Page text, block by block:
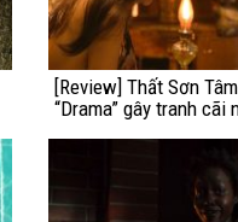
[Review] Thất Sơn
“Drama” gây tranh cãi